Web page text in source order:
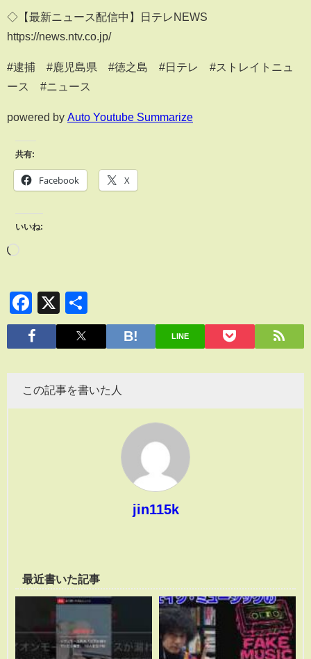
◇【最新ニュース配信中】日テレNEWS
https://news.ntv.co.jp/
#逮捕 #鹿児島県 #徳之島 #日テレ #ストレイトニュ
ース #ニュース
powered by Auto Youtube Summarize
共有:
Facebook X
いいね:
Facebook
X
有
LINE
この記事を書いた人
jin115k
最近書いた記事